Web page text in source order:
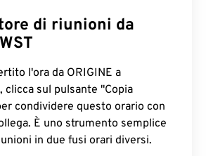
di riunioni da
l'ora da ORIGINE a
clicca sul pulsante "Copia
condividere questo orario con
È uno strumento semplice
in due fusi orari diversi.